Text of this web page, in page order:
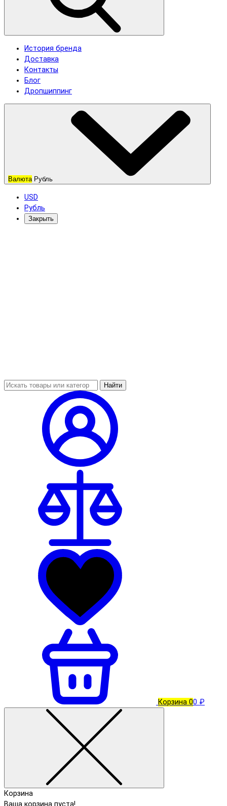
История бренда
Доставка
Контакты
Блог
Дропшиппинг
Валюта Рубль
USD
Рубль
Закрыть
Найти
Корзина 00 ₽
Корзина
Ваша корзина пуста!